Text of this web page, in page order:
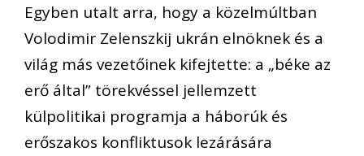
Egyben utalt arra, hogy a közelmúltban
Volodimir Zelenszkij ukrán elnöknek és a
világ más vezetőinek kifejtette: a „béke az
erő által” törekvéssel jellemzett
külpolitikai programja a háborúk és
erőszakos konfliktusok lezárására